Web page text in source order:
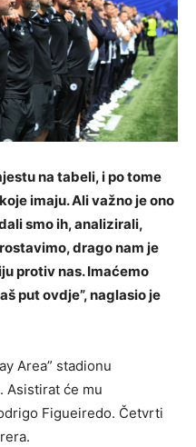
na tabeli, i po tome
imaju. Ali važno je ono
smo ih, analizirali,
drago nam je
protiv nas. Imaćemo
put ovdje”, naglasio je
Area” stadionu
Asistirat će mu
Figueiredo. Četvrti